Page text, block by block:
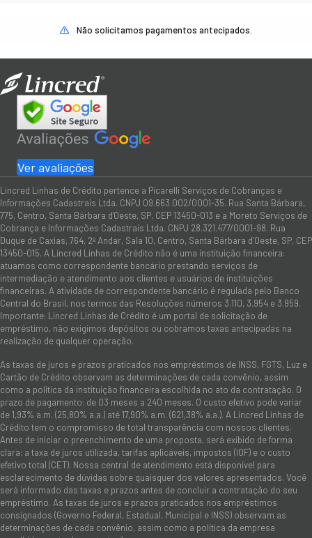
Não solicitamos pagamentos antecipados.
Ver avaliações
Lincred Linhas de Crédito pertence a Picarelli Serviços de Cobranças e
Informações Cadastrais Ltda. CNPJ 09.663.002/0001-35. Rua Santa Bárbara,
775, Centro, Santa Bárbara d'Oeste, SP, CEP 13450-013 e a Moreto Serviços de
Cobrança e Informações Cadastrais Ltda. CNPJ 28.321.477/0001-98. Rua
Duque de Caxias, 764, 2º Andar, Sala 10, Centro, Santa Bárbara d’Oeste, SP, CEP
13450-015. A Lincred Linhas de Crédito não é uma instituição financeira:
atuamos como correspondente bancário prestando serviços de
intermediação e atendimento aos clientes e usuários de instituições
financeiras. A atividade de correspondente bancário é regulada pelo Banco
Central do Brasil, nos termos das Resoluções números 3.110, 3.954 e 3.959.
Importante: Lincred Linhas de Crédito é um portal de solicitação de
empréstimo, não exigimos depósitos ou cobramos taxas antecipadas na
realização de qualquer operação.
As taxas de juros e prazos praticados nos empréstimos de INSS, FGTS, Luz e
Cartão de Crédito observam as determinações de cada convênio, assim
como a política da instituição financeira escolhida no ato da contratação. O
prazo de pagamento: de 03 meses a 240 meses. O custo efetivo pode variar
de 1,93% a.m. (25,80% a.a.) até 17,90% a.m. (621,38% a.a.). A Lincred Linhas de
Crédito tem o compromisso de total transparência com nossos clientes.
Antes de iniciar o preenchimento de uma proposta, será exibido de forma
clara: a taxa de juros utilizada, tarifas aplicáveis, impostos (IOF) e o custo
efetivo total (CET). Nossa central de atendimento está disponível para
esclarecimento de dúvidas sobre quaisquer dos valores apresentados. Você
será informado das taxas e prazos antes de concluir a contratação do seu
empréstimo. As taxas de juros e prazos praticados nos empréstimos
consignados (Governo Federal, Estadual, Municipal e INSS) observam as
determinações de cada convênio, assim como a política da empresa